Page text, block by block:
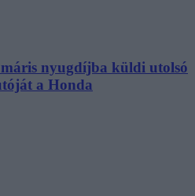
nyugdíjba küldi utolsó
a Honda